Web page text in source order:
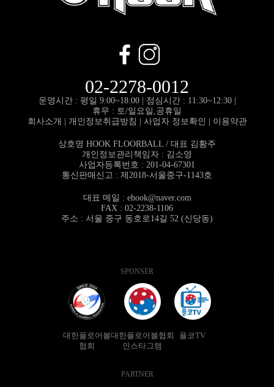
02-2278-0012
운영시간 : 평일 9:00~18:00 | 점심시간 : 11:30~12:30 |
휴무 : 토/일요일,공휴일
회사소개
개인정보취급방침 사업자 정보확인 이용약관
상호명 HOOK FLOORBALL / 대표 김황주
개인정보관리책임자 : 김소영
사업자등록번호 : 201-04-67301
통신판매신고 : 제2018-서울중구-1143호
대표 메일 : ehook@naver.com
FAX : 02-2238-1106
주소 : 서울 중구 동호로14길 52 (신당동)
SPONSER
대한플로어볼
협회
대한플로어볼협회
인스타그램
플코TV
PARTNER